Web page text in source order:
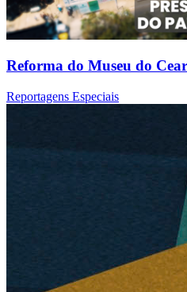
Reforma do Museu do
Reportagens Especiais